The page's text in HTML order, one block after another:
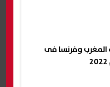
المغرب وفرنسا فى